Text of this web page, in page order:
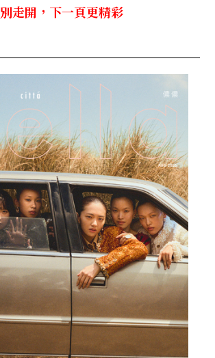
別走開，下一頁更精彩